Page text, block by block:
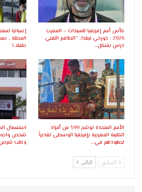
كأس أمم إفريقيا للسيدات – المغرب
2026 : خورخي فيلدا.. “الطاقم التقني
درس بشكل…
إسبانيا
طفلا..!
الأمم المتحدة توشح 599 من أفراد
الكتيبة المغربية بإفريقيا الوسطى تقديراً
لجهودهم في…
استعمال
شخص واجه
وكلب شرس
السابق التالي